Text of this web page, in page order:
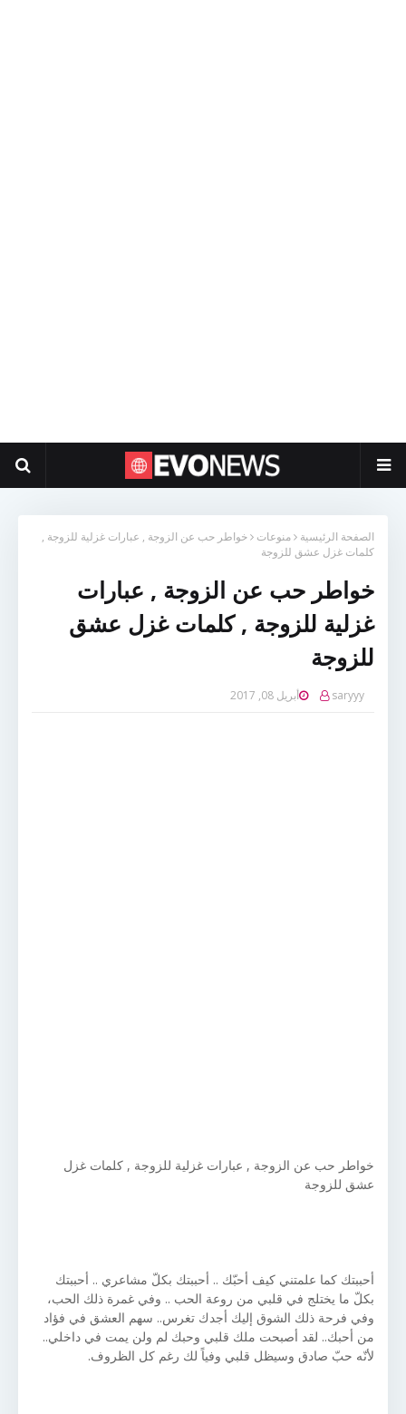
الصفحة الرئيسية منوعات
خواطر حب عن الزوجة , عبارات غزلية للزوجة ,
كلمات غزل عشق للزوجة
خواطر حب عن الزوجة , عبارات
غزلية للزوجة , كلمات غزل عشق
للزوجة
saryyy أبريل 08, 2017
خواطر حب عن الزوجة , عبارات غزلية للزوجة , كلمات غزل
عشق للزوجة
أحببتك كما علمتني كيف أحبّك .. أحببتك بكلّ مشاعري .. أحببتك
بكلّ ما يختلج في قلبي من روعة الحب .. وفي غمرة ذلك الحب،
وفي فرحة ذلك الشوق إليك أجدك تغرس.. سهم العشق في فؤاد
من أحبك.. لقد أصبحت ملك قلبي وحبك لم ولن يمت في داخلي..
لأنّه حبّ صادق وسيظل قلبي وفياً لك رغم كل الظروف.